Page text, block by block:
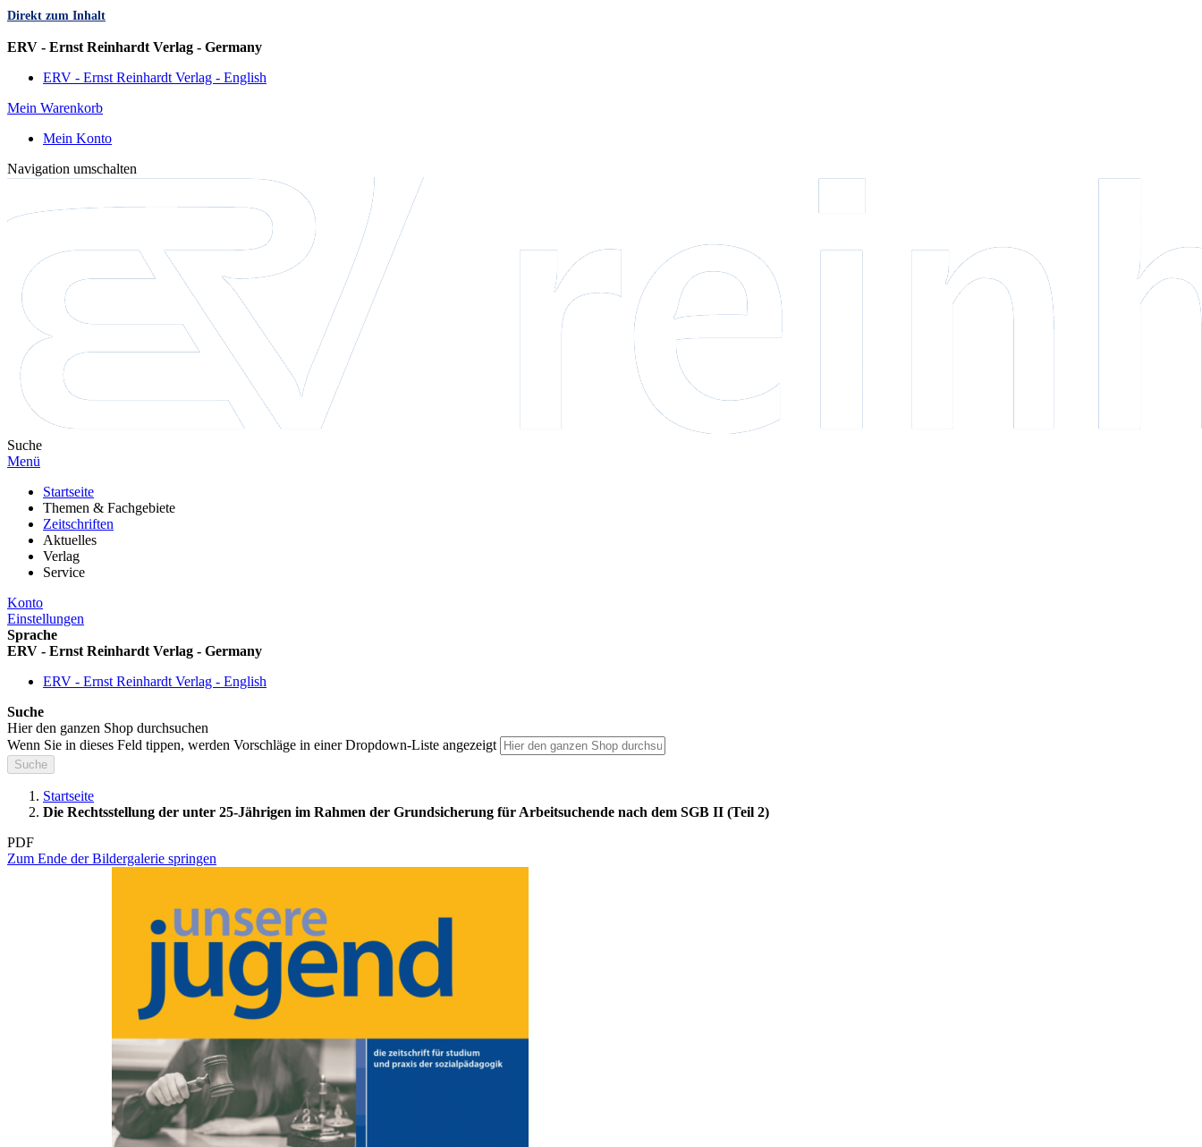
Direkt zum Inhalt
ERV - Ernst Reinhardt Verlag - Germany
ERV - Ernst Reinhardt Verlag - English
Mein Warenkorb
Mein Konto
Navigation umschalten
Suche
Menü
Startseite
Themen & Fachgebiete
Zeitschriften
Aktuelles
Verlag
Service
Konto
Einstellungen
Sprache
ERV - Ernst Reinhardt Verlag - Germany
ERV - Ernst Reinhardt Verlag - English
Suche
Hier den ganzen Shop durchsuchen
Wenn Sie in dieses Feld tippen, werden Vorschläge in einer Dropdown-Liste angezeigt
Suche
Startseite
Die Rechtsstellung der unter 25-Jährigen im Rahmen der Grundsicherung für Arbeitsuchende nach dem SGB II (Teil 2)
PDF
Zum Ende der Bildergalerie springen